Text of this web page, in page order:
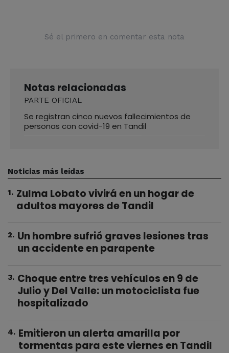
Sé el primero en comentar esta nota
Notas relacionadas
PARTE OFICIAL
Se registran cinco nuevos fallecimientos de
personas con covid-19 en Tandil
Noticias más leídas
1. Zulma Lobato vivirá en un hogar de
adultos mayores de Tandil
2. Un hombre sufrió graves lesiones tras
un accidente en parapente
3. Choque entre tres vehículos en 9 de
Julio y Del Valle: un motociclista fue
hospitalizado
4. Emitieron un alerta amarilla por
tormentas para este viernes en Tandil